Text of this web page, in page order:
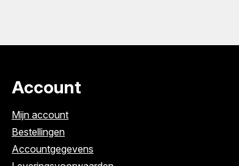
Account
Mijn account
Bestellingen
Accountgegevens